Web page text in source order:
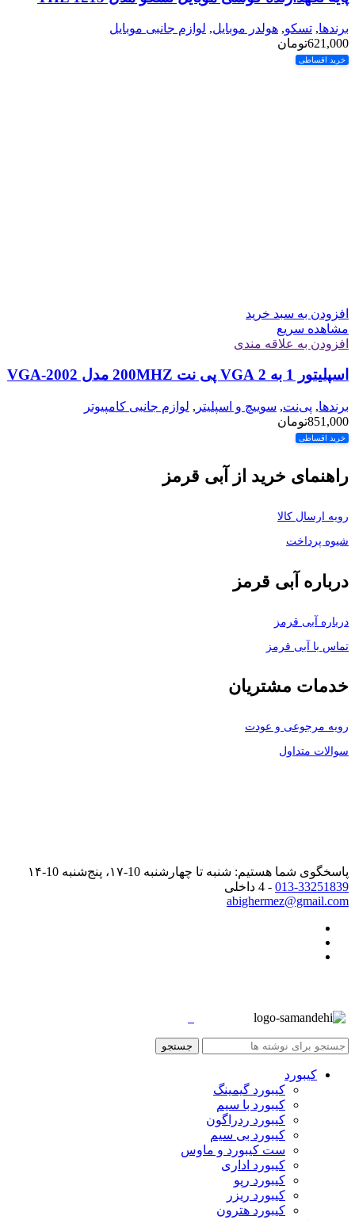
برندها, تسکو, هولدر موبایل, لوازم جانبی موبایل
621,000تومان
خرید اقساطی
افزودن به سبد خرید
مشاهده سریع
افزودن به علاقه مندی
اسپلیتور 1 به 2 VGA پی نت 200MHZ مدل VGA-2002
برندها, پی‌نت, سوییچ و اسپلیتر , لوازم جانبی کامپیوتر
851,000تومان
خرید اقساطی
راهنمای خرید از آبی قرمز
رویه ارسال کالا
شیوه پرداخت
درباره آبی قرمز
درباره آبی قرمز
تماس با آبی قرمز
خدمات مشتریان
رویه مرجوعی و عودت
سوالات متداول
پاسخگوی شما هستیم: شنبه تا چهارشنبه 10-۱۷، پنج‌شنبه 10-۱۴
013-33251839 - 4 داخلی
abighermez@gmail.com
جستجو
کیبورد
کیبورد گیمینگ
کیبورد با سیم
کیبورد ردراگون
کیبورد بی سیم
ست کیبورد و ماوس
کیبورد اداری
کیبورد رپو
کیبورد ریزر
کیبورد هترون